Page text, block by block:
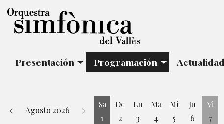
Presentación Programación Actualidad
Agosto 2026
Sa
1
Do
2
Lu
3
Ma
4
Mi
5
Ju
6
Vi
7